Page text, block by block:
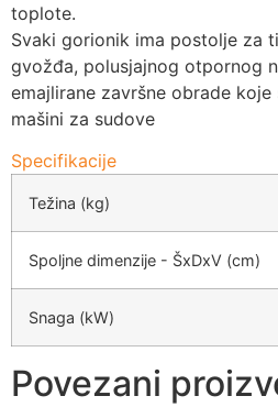
toplote.
Svaki gorionik ima postolje za
gvožđa, polusjajnog otpornog
emajlirane završne obrade
mašini za sudove
Specifikacije
Težina (kg)
Spoljne dimenzije - ŠxDxV (cm)
Snaga (kW)
Povezani